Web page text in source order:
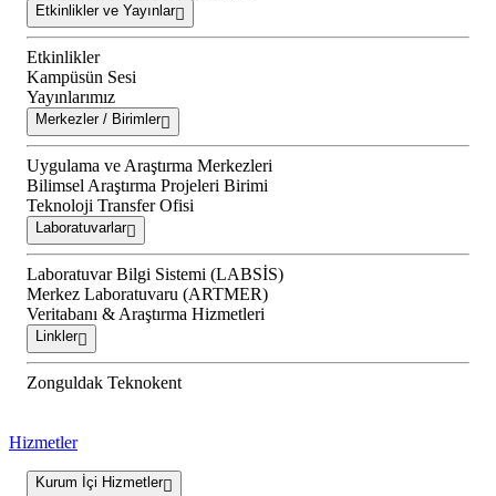
Etkinlikler ve Yayınlar
Etkinlikler
Kampüsün Sesi
Yayınlarımız
Merkezler / Birimler
Uygulama ve Araştırma Merkezleri
Bilimsel Araştırma Projeleri Birimi
Teknoloji Transfer Ofisi
Laboratuvarlar
Laboratuvar Bilgi Sistemi (LABSİS)
Merkez Laboratuvaru (ARTMER)
Veritabanı & Araştırma Hizmetleri
Linkler
Zonguldak Teknokent
Hizmetler
Kurum İçi Hizmetler